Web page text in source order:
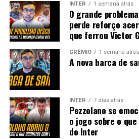
INTER 1 semana atrás
O grande
perde reforço
que ferrou Victor
GRÊMIO 1 semana atrás
A nova barca de
INTER 7 dias atrás
Pezzolano se
o jogo sobre o
do Inter